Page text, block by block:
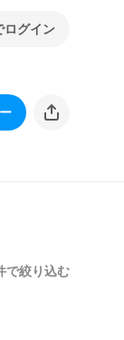
グイン
で絞り込む